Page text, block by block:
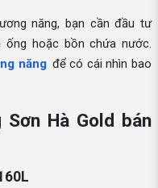
năng, bạn cần đầu tư
hoặc bồn chứa nước.
năng để có cái nhìn bao
Hà Gold bán